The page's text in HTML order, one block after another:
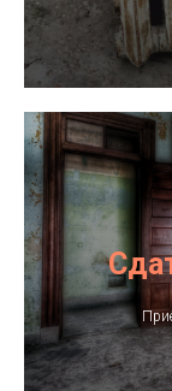
Вывоз лома
Услуги